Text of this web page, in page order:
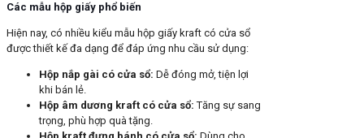
Các mẫu hộp giấy phổ biến
Hiện nay, có nhiều kiểu mẫu hộp giấy kraft có cửa sổ
được thiết kế đa dạng để đáp ứng nhu cầu sử dụng:
Hộp nắp gài có cửa sổ: Dễ đóng mở, tiện lợi
khi bán lẻ.
Hộp âm dương kraft có cửa sổ: Tăng sự sang
trọng, phù hợp quà tặng.